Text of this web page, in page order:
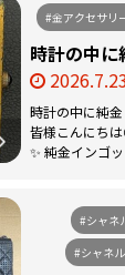
#金アクセサリ
時計の中に
時計の中に純金
皆様こんにち
✨ 純金インゴ
#シャネ
#シャネ